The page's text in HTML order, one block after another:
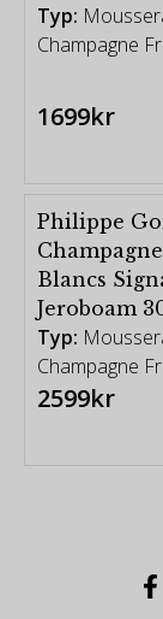
Typ:
Champagne
1699kr
Philippe
Blancs
Jeroboam
Typ:
Champagne
2599kr